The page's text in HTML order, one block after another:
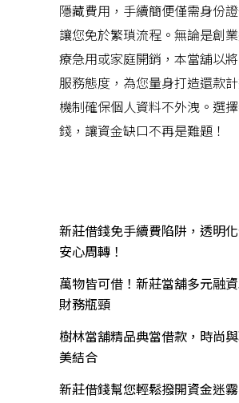
隱藏費用，手續簡便僅需身份證
讓您免於繁瑣流程。無論是創
療急用或家庭開銷，本當舖以
服務態度，為您量身打造還款
機制確保個人資料不外洩。選
錢，讓資金缺口不再是難題！
新莊借錢免手續費陷阱，透明
安心周轉！
萬物皆可借！新莊當舖多元融
財務瓶頸
樹林當舖精品典當借款，時尚
美結合
新莊借錢幫您輕鬆撥開資金迷